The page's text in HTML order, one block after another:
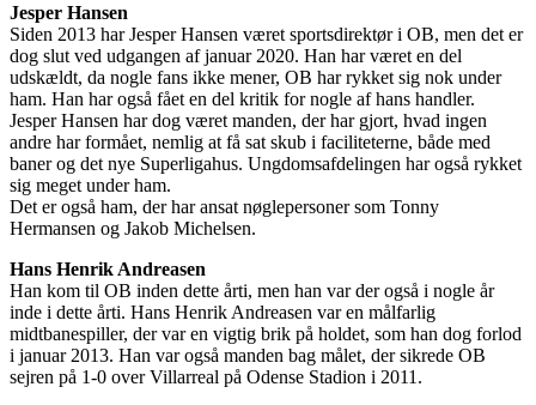
Jesper Hansen
Siden 2013 har Jesper Hansen været sportsdirektør i OB, men det er
dog slut ved udgangen af januar 2020. Han har været en del
udskældt, da nogle fans ikke mener, OB har rykket sig nok under
ham. Han har også fået en del kritik for nogle af hans handler.
Jesper Hansen har dog været manden, der har gjort, hvad ingen
andre har formået, nemlig at få sat skub i faciliteterne, både med
baner og det nye Superligahus. Ungdomsafdelingen har også rykket
sig meget under ham.
Det er også ham, der har ansat nøglepersoner som Tonny
Hermansen og Jakob Michelsen.
Hans Henrik Andreasen
Han kom til OB inden dette årti, men han var der også i nogle år
inde i dette årti. Hans Henrik Andreasen var en målfarlig
midtbanespiller, der var en vigtig brik på holdet, som han dog forlod
i januar 2013. Han var også manden bag målet, der sikrede OB
sejren på 1-0 over Villarreal på Odense Stadion i 2011.